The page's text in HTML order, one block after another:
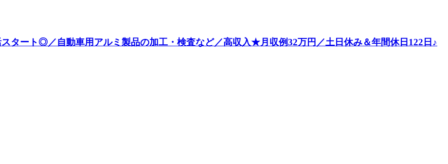
スタート◎／自動車用アルミ製品の加工・検査など／高収入★月収例32万円／土日休み＆年間休日122日♪